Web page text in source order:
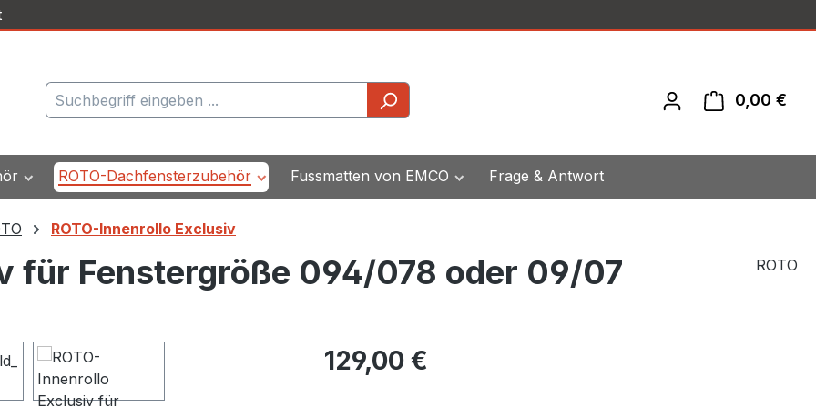
0,00 €
ROTO-Dachfensterzubehör Fussmatten von EMCO Frage & Antwort
ROTO-Innenrollo Exclusiv
für Fenstergröße 094/078 oder 09/07 ROTO
Regulärer Preis:
129,00 €